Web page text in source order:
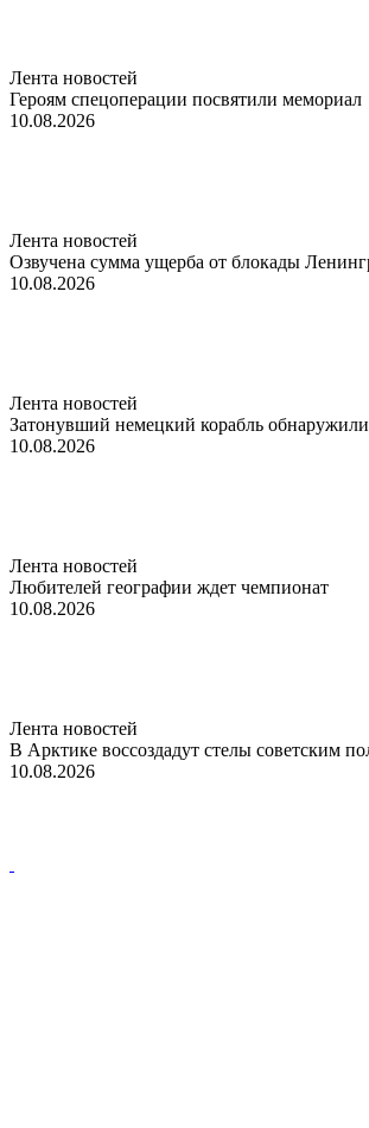
Лента новостей
Героям спецоперации посвятили мемориал
10.08.2026
Лента новостей
Озвучена сумма ущерба от блокады
10.08.2026
Лента новостей
Затонувший немецкий корабль обнаружили
10.08.2026
Лента новостей
Любителей географии ждет чемпионат
10.08.2026
Лента новостей
В Арктике воссоздадут стелы советским
10.08.2026